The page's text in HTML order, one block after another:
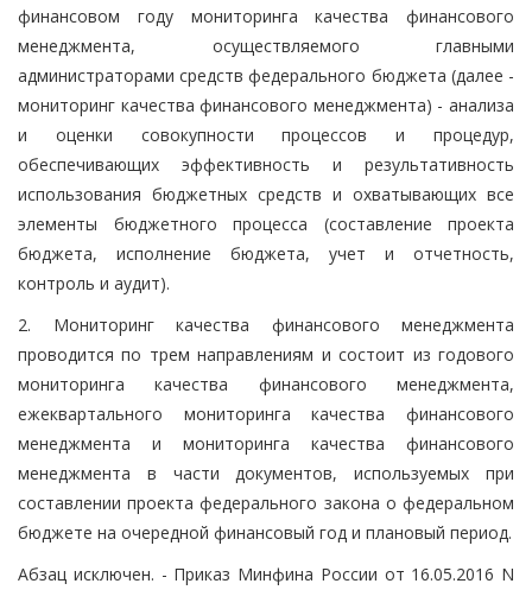
финансовом году мониторинга качества финансового
менеджмента, осуществляемого главными
администраторами средств федерального бюджета (далее -
мониторинг качества финансового менеджмента) - анализа
и оценки совокупности процессов и процедур,
обеспечивающих эффективность и результативность
использования бюджетных средств и охватывающих все
элементы бюджетного процесса (составление проекта
бюджета, исполнение бюджета, учет и отчетность,
контроль и аудит).
2. Мониторинг качества финансового менеджмента
проводится по трем направлениям и состоит из годового
мониторинга качества финансового менеджмента,
ежеквартального мониторинга качества финансового
менеджмента и мониторинга качества финансового
менеджмента в части документов, используемых при
составлении проекта федерального закона о федеральном
бюджете на очередной финансовый год и плановый период.
Абзац исключен. - Приказ Минфина России от 16.05.2016 N